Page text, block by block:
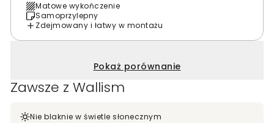
Matowe wykończenie
Samoprzylepny
Zdejmowany i łatwy w montażu
Pokaż porównanie
Zawsze z Wallism
Nie blaknie w świetle słonecznym